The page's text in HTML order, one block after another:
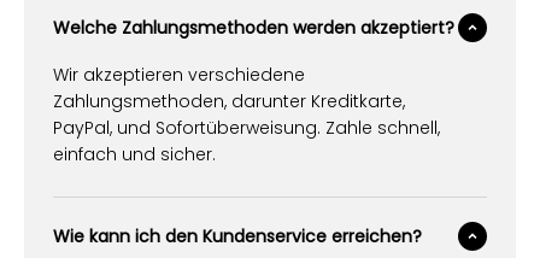
Welche Zahlungsmethoden werden akzeptiert?
Wir akzeptieren verschiedene
Zahlungsmethoden, darunter Kreditkarte,
PayPal, und Sofortüberweisung. Zahle schnell,
einfach und sicher.
Wie kann ich den Kundenservice erreichen?